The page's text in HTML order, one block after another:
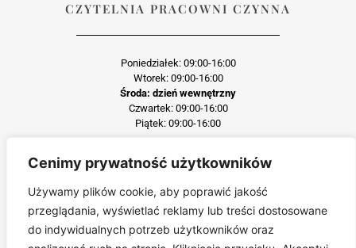
Cenimy prywatność użytkowników
Używamy plików cookie, aby poprawić jakość
przeglądania, wyświetlać reklamy lub treści dostosowane
do indywidualnych potrzeb użytkowników oraz
CZYTELNIA PRACOWNI CZYNNA
Poniedziałek: 09:00-16:00
Wtorek: 09:00-16:00
Środa: dzień wewnętrzny
Czwartek: 09:00-16:00
Piątek: 09:00-16:00
Każda reprodukcja lub adaptacja całości bądź części materiału, niezależnie od
zastosowanej techniki reprodukcji jest surowo zabroniona
Jakiekolwiek kopiowanie, reprodukcja lub publikacja prezentowanego materiału
pochodzącego ze strony pddmp.pl w jakiejkolwiek formie i postaci jest zabroniona
bez uprzedniej zgody.
Wszelkie zgłoszenia dotyczące naruszenia praw autorskich będą wnikliwie